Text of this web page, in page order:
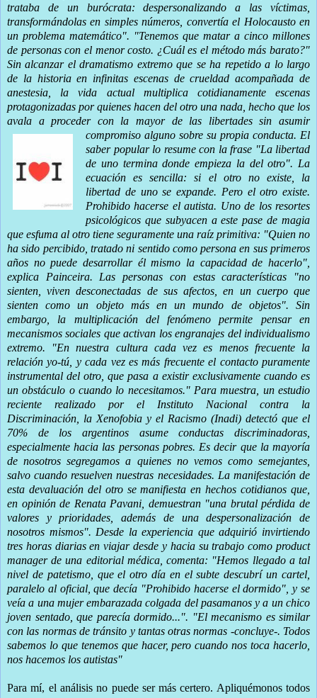
trataba de un burócrata: despersonalizando a las víctimas,
transformándolas en simples números, convertía el Holocausto en
un problema matemático". "Tenemos que matar a cinco millones
de personas con el menor costo. ¿Cuál es el método más barato?"
Sin alcanzar el dramatismo extremo que se ha repetido a lo largo
de la historia en infinitas escenas de crueldad acompañada de
anestesia, la vida actual multiplica cotidianamente escenas
protagonizadas por quienes hacen del otro una nada, hecho que los
avala a proceder con la mayor de las libertades sin asumir
compromiso alguno sobre su propia conducta. El
saber popular lo resume con la frase "La libertad
de uno termina donde empieza la del otro". La
ecuación es sencilla: si el otro no existe, la
libertad de uno se expande. Pero el otro existe.
Prohibido hacerse el autista. Uno de los resortes
psicológicos que subyacen a este pase de magia
que esfuma al otro tiene seguramente una raíz primitiva: "Quien no
ha sido percibido, tratado ni sentido como persona en sus primeros
años no puede desarrollar él mismo la capacidad de hacerlo",
explica Painceira. Las personas con estas características "no
sienten, viven desconectadas de sus afectos, en un cuerpo que
sienten como un objeto más en un mundo de objetos". Sin
embargo, la multiplicación del fenómeno permite pensar en
mecanismos sociales que activan los engranajes del individualismo
extremo. "En nuestra cultura cada vez es menos frecuente la
relación yo-tú, y cada vez es más frecuente el contacto puramente
instrumental del otro, que pasa a existir exclusivamente cuando es
un obstáculo o cuando lo necesitamos." Para muestra, un estudio
reciente realizado por el Instituto Nacional contra la
Discriminación, la Xenofobia y el Racismo (Inadi) detectó que el
70% de los argentinos asume conductas discriminadoras,
especialmente hacia las personas pobres. Es decir que la mayoría
de nosotros segregamos a quienes no vemos como semejantes,
salvo cuando resuelven nuestras necesidades. La manifestación de
esta devaluación del otro se manifiesta en hechos cotidianos que,
en opinión de Renata Pavani, demuestran "una brutal pérdida de
valores y prioridades, además de una despersonalización de
nosotros mismos". Desde la experiencia que adquirió invirtiendo
tres horas diarias en viajar desde y hacia su trabajo como product
manager de una editorial médica, comenta: "Hemos llegado a tal
nivel de patetismo, que el otro día en el subte descubrí un cartel,
paralelo al oficial, que decía "Prohibido hacerse el dormido", y se
veía a una mujer embarazada colgada del pasamanos y a un chico
joven sentado, que parecía dormido...". "El mecanismo es similar
con las normas de tránsito y tantas otras normas -concluye-. Todos
sabemos lo que tenemos que hacer, pero cuando nos toca hacerlo,
nos hacemos los autistas"
Para mí, el análisis no puede ser más certero. Apliquémonos todos